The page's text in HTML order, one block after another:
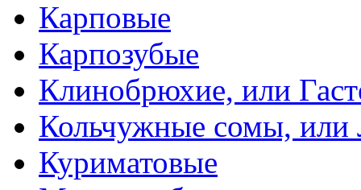
Карповые
Карпозубые
Клинобрюхие, или
Кольчужные сомы, или
Куриматовые